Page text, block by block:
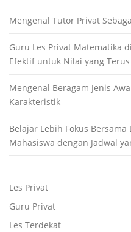
Mengenal Tutor Privat
Guru Les Privat Matematika
Efektif untuk Nilai yang
Mengenal Beragam Jenis
Karakteristik
Belajar Lebih Fokus
Mahasiswa dengan Jadwal
Les Privat
Guru Privat
Les Terdekat